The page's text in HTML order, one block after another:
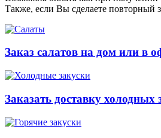
Также, если Вы сделаете повторный
Заказ салатов на дом или в
Заказать доставку холодных